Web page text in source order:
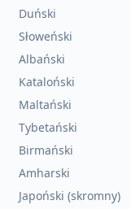
Duński
Słoweński
Albański
Kataloński
Maltański
Tybetański
Birmański
Amharski
Japoński (skromny)